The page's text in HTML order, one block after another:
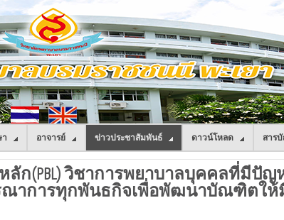
อาจารย์ ข่าวประชาสัมพันธ์ ดาวน์โหลด สาร
ก(PBL) วิชาการพยาบาลบุคคลที่มีปัญ
ณาการทุกพันธกิจเพื่อพัฒนาบัณฑิตให้